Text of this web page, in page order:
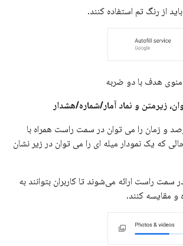
از رنگ تم استفاده کنند.
منوی هدف با دو ضربه
زیرمتن و نماد آمار/شماره/هشدار
و زمان را می توان در سمت راست همراه با
که یک نمودار میله ای را می توان در زیر نشان
سمت راست ارائه می‌شوند تا کاربران بتوانند به
و مقایسه کنند.